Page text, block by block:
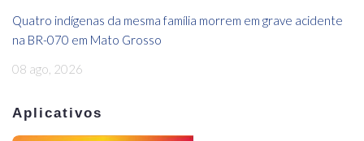
Quatro indígenas da mesma família morrem em grave acidente
na BR-070 em Mato Grosso
08 ago, 2026
Aplicativos